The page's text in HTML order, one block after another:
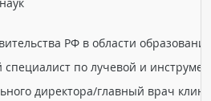
РФ в области образования
по лучевой и
директора/главный врач